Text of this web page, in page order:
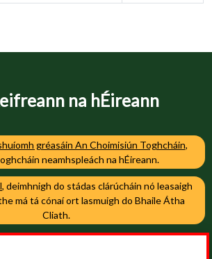
na hÉireann
gréasáin An Choimisiún Toghcháin,
neamhspleách na hÉireann.
, deimhnigh do stádas clárúcháin nó leasaigh
má tá cónaí ort lasmuigh do Bhaile Átha
Cliath.